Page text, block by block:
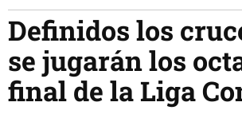
Definidos los
se jugarán los
final de la Liga